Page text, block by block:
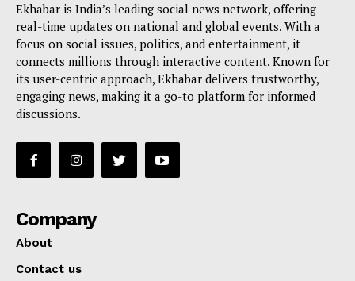
Ekhabar is India’s leading social news network, offering
real-time updates on national and global events. With a
focus on social issues, politics, and entertainment, it
connects millions through interactive content. Known for
its user-centric approach, Ekhabar delivers trustworthy,
engaging news, making it a go-to platform for informed
discussions.
Company
About
Contact us